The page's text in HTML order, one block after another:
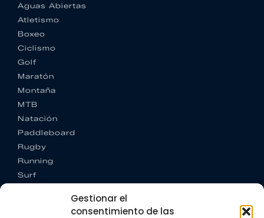
Gestionar el
consentimiento de las
Aguas Abiertas
Atletismo
Boxeo
Ciclismo
Golf
Maratón
Montaña
MTB
Natación
Paddleboard
Rugby
Running
Surf